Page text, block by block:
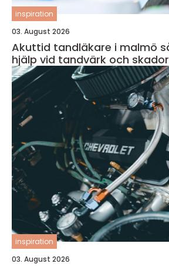
inspiration
03. August 2026
Akuttid tandläkare i malmö så får du snabb
hjälp vid tandvärk och skador
inspiration
03. August 2026